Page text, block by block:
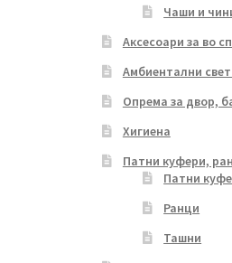
Чаши и
Аксесоари за во
Амбиентални
Опрема за двор,
Хигиена
Патни куфери,
Патни
Ранци
Ташни